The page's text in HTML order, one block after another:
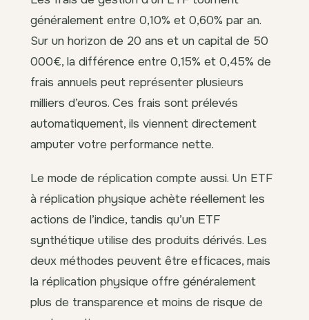
généralement entre 0,10% et 0,60% par an.
Sur un horizon de 20 ans et un capital de 50
000€, la différence entre 0,15% et 0,45% de
frais annuels peut représenter plusieurs
milliers d’euros. Ces frais sont prélevés
automatiquement, ils viennent directement
amputer votre performance nette.
Le mode de réplication compte aussi. Un ETF
à réplication physique achète réellement les
actions de l’indice, tandis qu’un ETF
synthétique utilise des produits dérivés. Les
deux méthodes peuvent être efficaces, mais
la réplication physique offre généralement
plus de transparence et moins de risque de